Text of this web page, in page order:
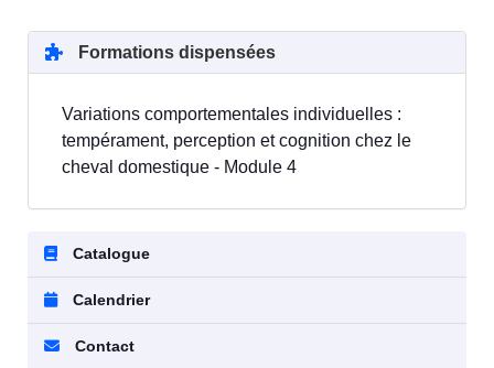
Formations dispensées
Variations comportementales individuelles :
tempérament, perception et cognition chez le
cheval domestique - Module 4
Catalogue
Calendrier
Contact